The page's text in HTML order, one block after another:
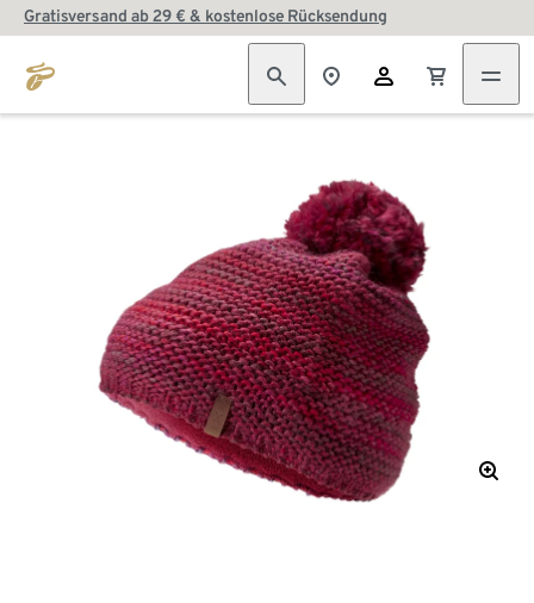
Gratisversand ab 29 € & kostenlose Rücksendung